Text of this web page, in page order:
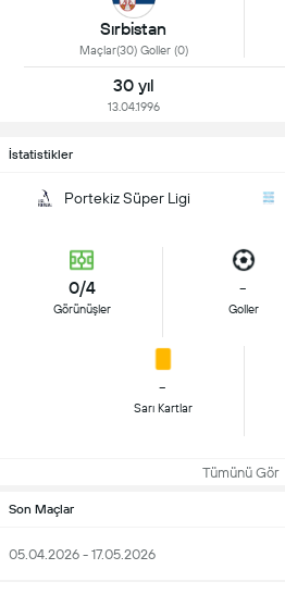
Sırbistan
Maçlar(30) Goller (0)
30 yıl
13.04.1996
İstatistikler
Portekiz Süper Ligi
0/4
Görünüşler
-
Goller
-
Sarı Kartlar
Tümünü Gör
Son Maçlar
05.04.2026 - 17.05.2026